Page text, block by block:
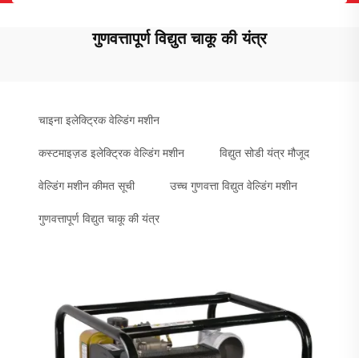
गुणवत्तापूर्ण विद्युत चाकू की यंत्र
चाइना इलेक्ट्रिक वेल्डिंग मशीन
कस्टमाइज़ड इलेक्ट्रिक वेल्डिंग मशीन विद्युत सोडी यंत्र मौजूद
वेल्डिंग मशीन कीमत सूची उच्च गुणवत्ता विद्युत वेल्डिंग मशीन
गुणवत्तापूर्ण विद्युत चाकू की यंत्र